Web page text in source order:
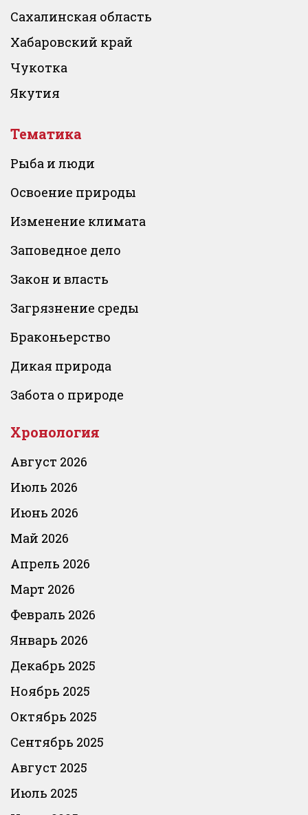
Сахалинская область
Хабаровский край
Чукотка
Якутия
Тематика
Рыба и люди
Освоение природы
Изменение климата
Заповедное дело
Закон и власть
Загрязнение среды
Браконьерство
Дикая природа
Забота о природе
Хронология
Август 2026
Июль 2026
Июнь 2026
Май 2026
Апрель 2026
Март 2026
Февраль 2026
Январь 2026
Декабрь 2025
Ноябрь 2025
Октябрь 2025
Сентябрь 2025
Август 2025
Июль 2025